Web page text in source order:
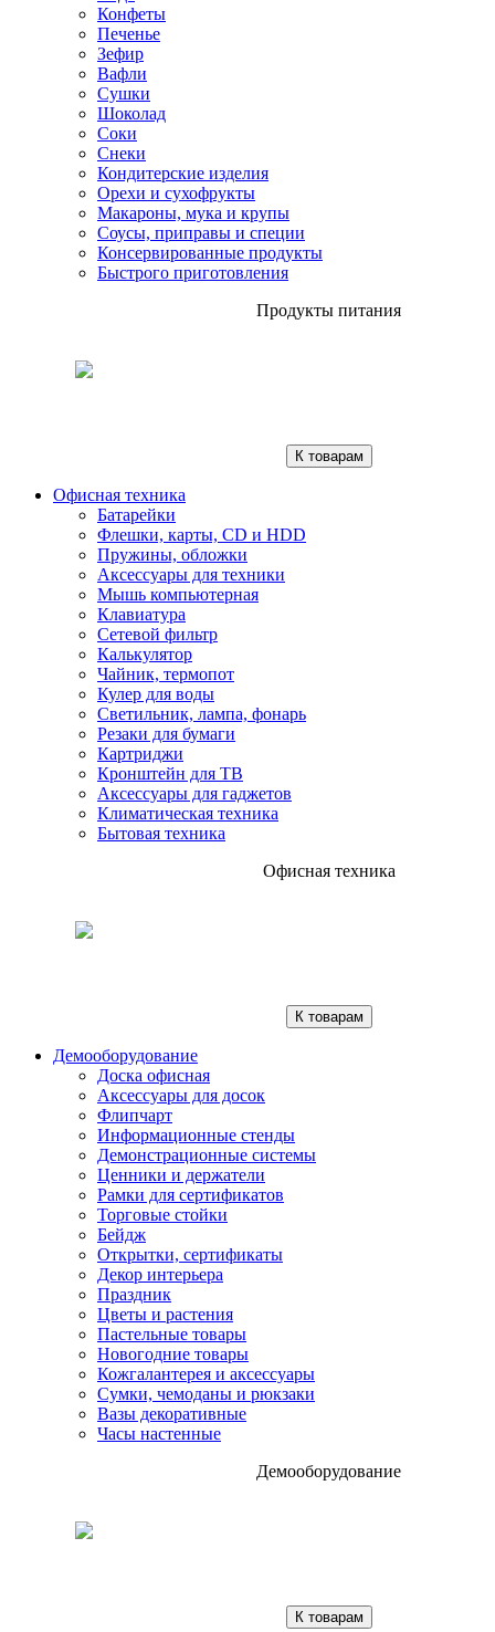
Конфеты
Печенье
Зефир
Вафли
Сушки
Шоколад
Соки
Снеки
Кондитерские изделия
Орехи и сухофрукты
Макароны, мука и крупы
Соусы, приправы и специи
Консервированные продукты
Быстрого приготовления
Продукты питания
К товарам
Офисная техника
Батарейки
Флешки, карты, CD и HDD
Пружины, обложки
Аксессуары для техники
Мышь компьютерная
Клавиатура
Сетевой фильтр
Калькулятор
Чайник, термопот
Кулер для воды
Светильник, лампа, фонарь
Резаки для бумаги
Картриджи
Кронштейн для ТВ
Аксессуары для гаджетов
Климатическая техника
Бытовая техника
Офисная техника
К товарам
Демооборудование
Доска офисная
Аксессуары для досок
Флипчарт
Информационные стенды
Демонстрационные системы
Ценники и держатели
Рамки для сертификатов
Торговые стойки
Бейдж
Открытки, сертификаты
Декор интерьера
Праздник
Цветы и растения
Пастельные товары
Новогодние товары
Кожгалантерея и аксессуары
Сумки, чемоданы и рюкзаки
Вазы декоративные
Часы настенные
Демооборудование
К товарам